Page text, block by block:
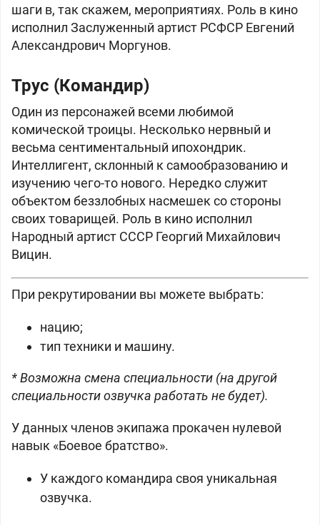
шаги в, так скажем, мероприятиях. Роль в кино
исполнил Заслуженный артист РСФСР Евгений
Александрович Моргунов.
Трус (Командир)
Один из персонажей всеми любимой
комической троицы. Несколько нервный и
весьма сентиментальный ипохондрик.
Интеллигент, склонный к самообразованию и
изучению чего-то нового. Нередко служит
объектом беззлобных насмешек со стороны
своих товарищей. Роль в кино исполнил
Народный артист СССР Георгий Михайлович
Вицин.
При рекрутировании вы можете выбрать:
нацию;
тип техники и машину.
* Возможна смена специальности (на другой
специальности озвучка работать не будет).
У данных членов экипажа прокачен нулевой
навык «Боевое братство».
У каждого командира своя уникальная
озвучка.